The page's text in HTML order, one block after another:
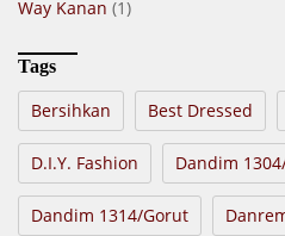
Way Kanan (1)
Tags
Bersihkan Best Dressed
D.I.Y. Fashion Dandim
Dandim 1314/Gorut